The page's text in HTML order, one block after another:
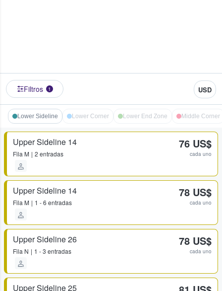
Filtros 1 USD
Lower Sideline Lower Corner Lower End Zone Middle Corner
Upper Sideline 14
Fila M 2 entradas
76 US$
cada uno
Upper Sideline 14
Fila M 1 - 6 entradas
78 US$
cada uno
Upper Sideline 26
Fila N 1 - 3 entradas
78 US$
cada uno
Upper Sideline 25